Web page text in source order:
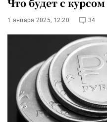
Что будет с
1 января 2025, 12:20 34